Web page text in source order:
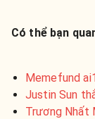
Có thể bạn
Memefund
Justin Sun
Trương Nhất